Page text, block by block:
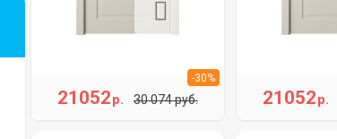
21052р. 30 074 руб.
-30%
21052р.